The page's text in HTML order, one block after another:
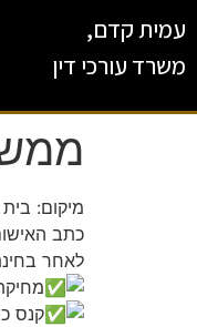
עמית קדם,
משרד עורכי דין
מיקום:
כתב האישום: נהיגה במהירות מופרזת
לאחר
מחיקת 10 נקודות
קנס